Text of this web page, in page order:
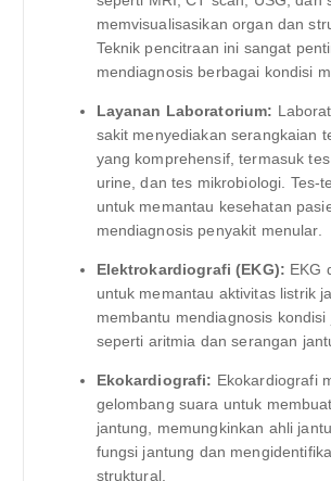
memvisualisasikan organ dan
Teknik pencitraan ini sangat
mendiagnosis berbagai kondisi
Layanan Laboratorium:
sakit menyediakan serangkaian
yang komprehensif, termasuk
urine, dan tes mikrobiologi. Tes-
untuk memantau kesehatan
mendiagnosis penyakit menular.
Elektrokardiografi (EKG): EKG
untuk memantau aktivitas listrik
membantu mendiagnosis kondisi
seperti aritmia dan serangan
Ekokardiografi: Ekokardiografi
gelombang suara untuk
jantung, memungkinkan ahli
fungsi jantung dan
struktural.